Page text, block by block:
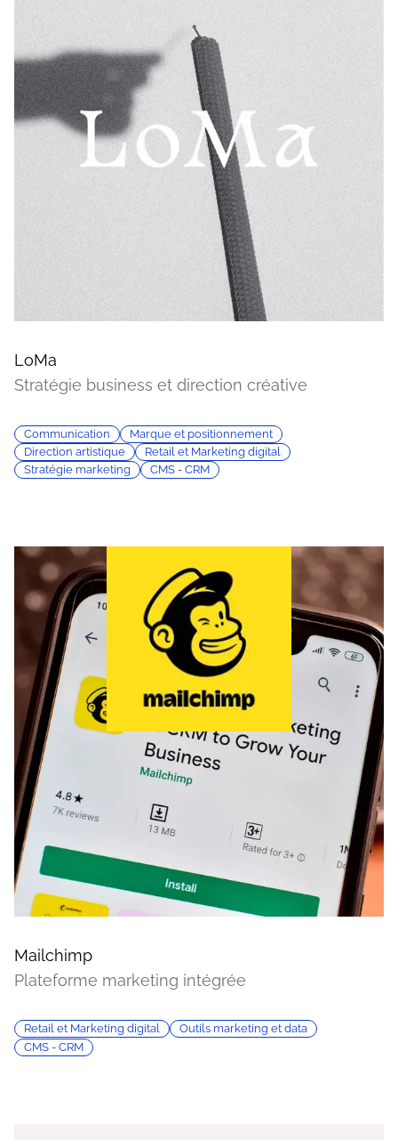
LoMa
Stratégie business et direction créative
Communication
Marque et positionnement
Direction artistique
Retail et Marketing digital
Stratégie marketing
CMS - CRM
Mailchimp
Plateforme marketing intégrée
Retail et Marketing digital
Outils marketing et data
CMS - CRM